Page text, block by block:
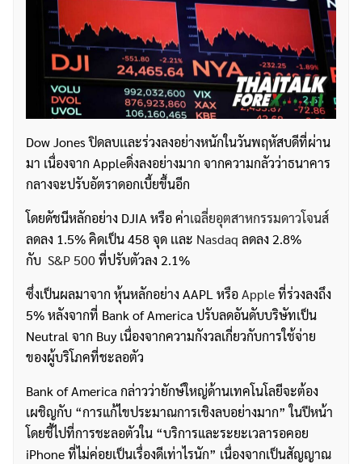
Dow Jones ปิดลบเเละร่วงลงอย่างหนักในวันพฤหัสบดีที่ผ่าน
มา เนื่องจาก Appleดิ่งลงอย่างมาก จากความกลัวว่าธนาคาร
กลางจะปรับอัตราดอกเบี้ยขึ้นอีก
โดยดัชนีหลักอย่าง DJIA หรือ ค่าเฉลี่ยอุตสาหกรรมดาวโจนส์
ลดลง 1.5% คิดเป็น 458 จุด เเละ Nasdaq ลดลง 2.8%
กับ S&P 500ที่ปรับตัวลง 2.1%
ซึ่งเป็นผลมาจาก หุ้นหลักอย่าง AAPL หรือAppleที่ร่วงลงถึง
5% หลังจากที่ Bank of America ปรับลดอันดับบริษัทเป็น
Neutral จาก Buy เนื่องจากความกังวลเกี่ยวกับการใช้จ่าย
ของผู้บริโภคที่ชะลอตัว
Bank of America กล่าวว่ายักษ์ใหญ่ด้านเทคโนโลยีจะต้อง
เผชิญกับ “การแก้ไขประมาณการเชิงลบอย่างมาก” ในปีหน้า
โดยชี้ไปที่การชะลอตัวใน “บริการและระยะเวลารอคอย
iPhone ที่ไม่ค่อยเป็นเรื่องดีเท่าไรนัก” เนื่องจากเป็นสัญญาณ